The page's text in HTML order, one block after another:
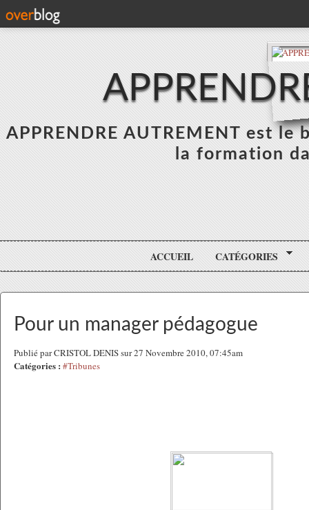
APPRENDRE AUTREMENT est
la formation
ACCUEIL CATÉGORIES
Pour un manager pédagogue
Publié par CRISTOL DENIS sur 27 Novembre 2010, 07:45am
Catégories : #Tribunes